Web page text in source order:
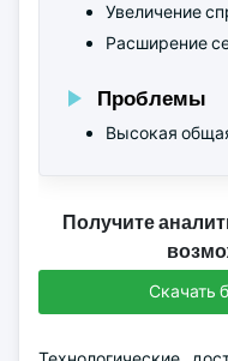
Увеличение
Расширение
Проблемы
Высокая
Получите
Скачать